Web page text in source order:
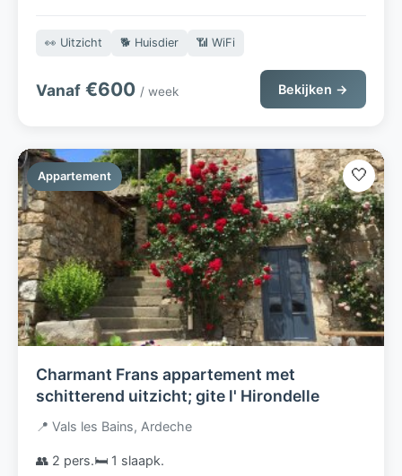
👀 Uitzicht 🐕 Huisdier 📶 WiFi
Vanaf €600 / week Bekijken →
Appartement 🤍
Charmant Frans appartement met
schitterend uitzicht; gite l' Hirondelle
📍 Vals les Bains, Ardeche
👥 2 pers.🛏️ 1 slaapk.